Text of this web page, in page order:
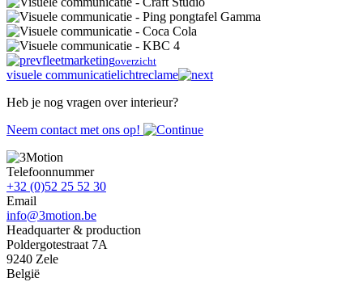
fleetmarketingoverzicht
visuele communicatielichtreclame
Heb je nog vragen over interieur?
Neem contact met ons op!
Telefoonnummer
+32 (0)52 25 52 30
Email
info@3motion.be
Headquarter & production
Poldergotestraat 7A
9240 Zele
België